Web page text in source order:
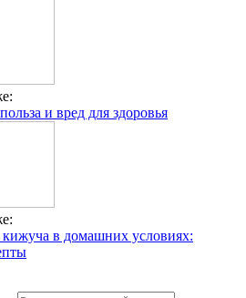
и вред для здоровья
кижуча в домашних условиях: